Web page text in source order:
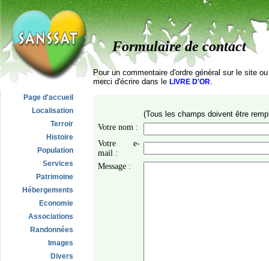
Page d'accueil
Localisation
Terroir
Histoire
Population
Services
Patrimoine
Hébergements
Economie
Associations
Randonnées
Images
Divers
Formulaire de contact
Pour un commentaire d'ordre général sur le site
merci d'écrire dans le LIVRE D'OR.
(Tous les champs doivent être
Votre nom :
Votre e-
mail :
Message :